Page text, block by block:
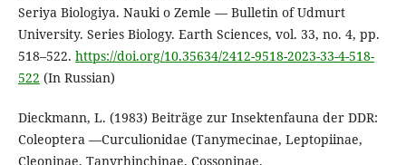
Seriya Biologiya. Nauki o Zemle — Bulletin of Udmurt
University. Series Biology. Earth Sciences, vol. 33, no. 4, pp.
518–522. https://doi.org/10.35634/2412-9518-2023-33-4-518-
522 (In Russian)
Dieckmann, L. (1983) Beiträge zur Insektenfauna der DDR:
Coleoptera —Curculionidae (Tanymecinae, Leptopiinae,
Cleoninae, Tanyrhinchinae, Cossoninae,